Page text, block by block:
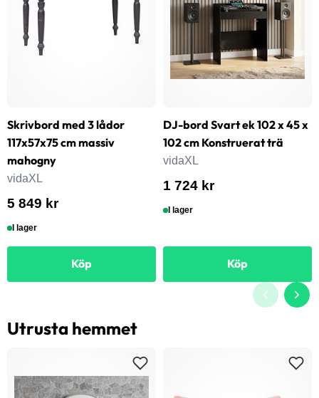
Skrivbord med 3 lådor
117x57x75 cm massiv
mahogny
vidaXL
5 849 kr
I lager
Köp
DJ-bord Svart ek 102 x 45 x
102 cm Konstruerat trä
vidaXL
1 724 kr
I lager
Köp
Utrusta hemmet